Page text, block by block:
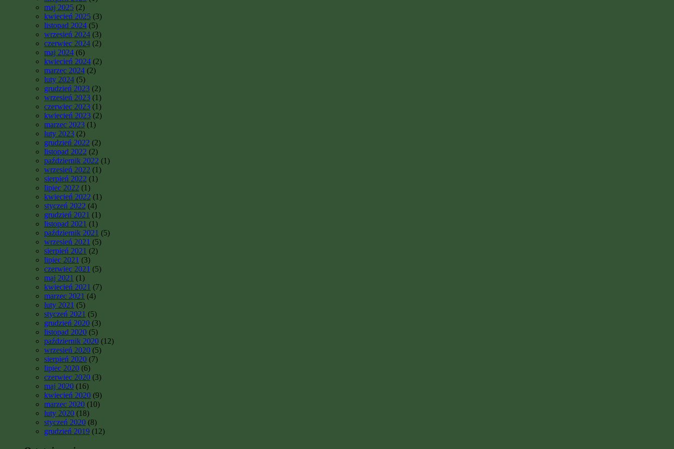
maj 2025 (2)
kwiecień 2025 (3)
listopad 2024 (5)
wrzesień 2024 (3)
czerwiec 2024 (2)
maj 2024 (6)
kwiecień 2024 (2)
marzec 2024 (2)
luty 2024 (5)
grudzień 2023 (2)
wrzesień 2023 (1)
czerwiec 2023 (1)
kwiecień 2023 (2)
marzec 2023 (1)
luty 2023 (2)
grudzień 2022 (2)
listopad 2022 (2)
październik 2022 (1)
wrzesień 2022 (1)
sierpień 2022 (1)
lipiec 2022 (1)
kwiecień 2022 (1)
styczeń 2022 (4)
grudzień 2021 (1)
listopad 2021 (1)
październik 2021 (5)
wrzesień 2021 (5)
sierpień 2021 (2)
lipiec 2021 (3)
czerwiec 2021 (5)
maj 2021 (1)
kwiecień 2021 (7)
marzec 2021 (4)
luty 2021 (5)
styczeń 2021 (5)
grudzień 2020 (3)
listopad 2020 (5)
październik 2020 (12)
wrzesień 2020 (5)
sierpień 2020 (7)
lipiec 2020 (6)
czerwiec 2020 (3)
maj 2020 (16)
kwiecień 2020 (9)
marzec 2020 (10)
luty 2020 (18)
styczeń 2020 (8)
grudzień 2019 (12)